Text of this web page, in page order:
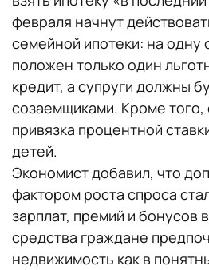
февраля начнут
семейной ипотеки: на одну
положен только один
кредит, а супруги должны
созаемщиками. Кроме того,
привязка процентной
детей.
Экономист добавил, что
фактором роста спроса
зарплат, премий и бонусов
средства граждане
недвижимость как в